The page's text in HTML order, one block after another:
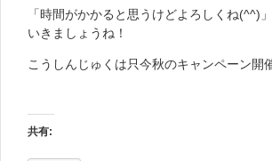
「時間がかかると思うけどよろしくね(^^)
いきましょうね！
こうしんじゅくは只今秋のキャンペーン開
共有: